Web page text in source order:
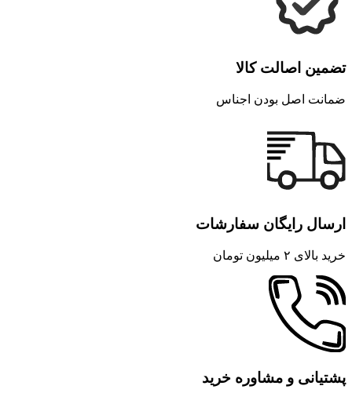
تضمین اصالت کالا
ضمانت اصل بودن اجناس
ارسال رایگان سفارشات
خرید بالای ۲ میلیون تومان
پشتیانی و مشاوره خرید